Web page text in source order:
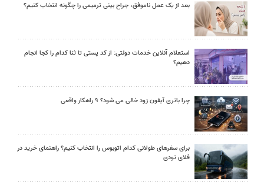
بعد از یک عمل ناموفق، جراح بینی ترمیمی را چگونه انتخاب کنیم؟
استعلام آنلاین خدمات دولتی: از کد پستی تا ثنا کدام را کجا انجام
دهیم؟
چرا باتری آیفون زود خالی می شود؟ ۹ راهکار واقعی
برای سفرهای طولانی کدام اتوبوس را انتخاب کنیم؟ راهنمای خرید در
فلای تودی